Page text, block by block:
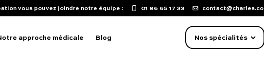
vous pouvez joindre notre équipe : 01 86 65 17 33 contact@charles.co
approche médicale Blog Nos spécialités